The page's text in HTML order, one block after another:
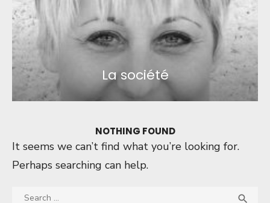
La société
NOTHING FOUND
It seems we can’t find what you’re looking for.
Perhaps searching can help.
Search
